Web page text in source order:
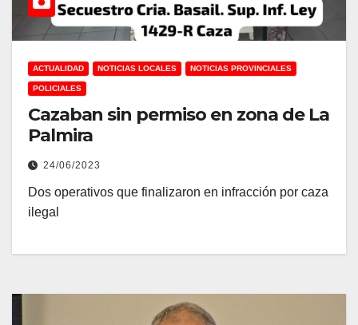
ACTUALIDAD NOTICIAS LOCALES NOTICIAS PROVINCIALES
POLICIALES
Cazaban sin permiso en zona de La
Palmira
24/06/2023
Dos operativos que finalizaron en infracción por caza
ilegal